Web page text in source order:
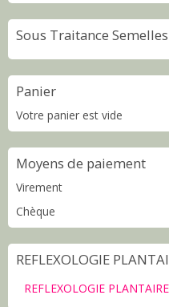
Sous Traitance
Panier
Votre panier est vide
Moyens de paiement
Virement
Chèque
REFLEXOLOGIE
REFLEXOLOGIE PLANTAIRE